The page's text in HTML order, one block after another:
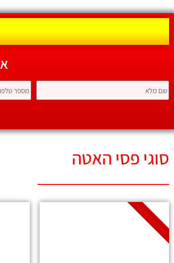
סוגי פסי האטה
מאושר מכון התקנים